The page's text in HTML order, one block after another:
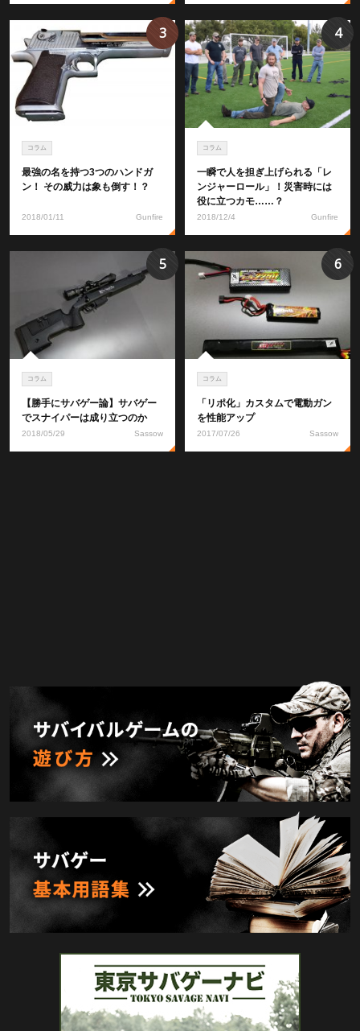
コラム
最強の名を持つ3つのハンドガ
ン！ その威力は象も倒す！？
2018/01/11 Gunfire
3
コラム
一瞬で人を担ぎ上げられる「レ
ンジャーロール」！災害時には
役に立つカモ……？
2018/12/4 Gunfire
4
コラム
【勝手にサバゲー論】サバゲー
でスナイパーは成り立つのか
2018/05/29 Sassow
5
コラム
「リポ化」カスタムで電動ガン
を性能アップ
2017/07/26 Sassow
6